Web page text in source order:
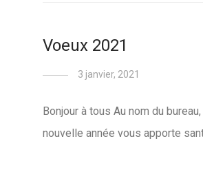
Voeux 2021
3 janvier, 2021
Bonjour à tous Au nom du
nouvelle année vous apporte